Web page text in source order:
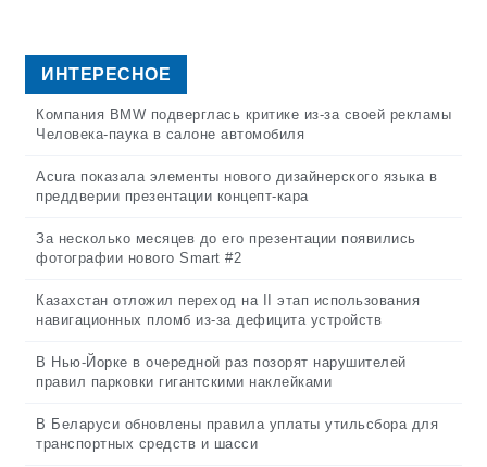
ИНТЕРЕСНОЕ
Компания BMW подверглась критике из-за своей рекламы
Человека-паука в салоне автомобиля
Acura показала элементы нового дизайнерского языка в
преддверии презентации концепт-кара
За несколько месяцев до его презентации появились
фотографии нового Smart #2
Казахстан отложил переход на II этап использования
навигационных пломб из-за дефицита устройств
В Нью-Йорке в очередной раз позорят нарушителей
правил парковки гигантскими наклейками
В Беларуси обновлены правила уплаты утильсбора для
транспортных средств и шасси